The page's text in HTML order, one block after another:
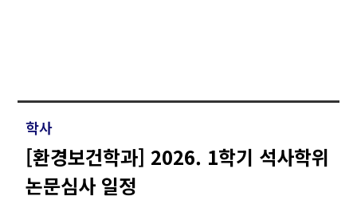
학사
[환경보건학과] 2026. 1학기 석사학위
논문심사 일정